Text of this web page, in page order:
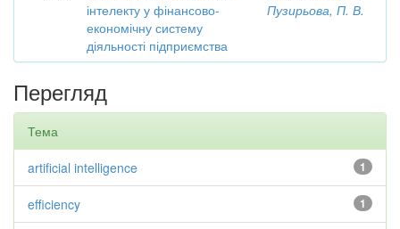
інтелекту у фінансово-
економічну систему
діяльності підприємства
Пузирьова, П. В.
Перегляд
Тема
1
artificial intelligence
1
efficiency